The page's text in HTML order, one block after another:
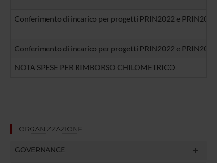
Conferimento di incarico per progetti PRIN2022 e
Conferimento di incarico per progetti PRIN2022 e
NOTA SPESE PER RIMBORSO CHILOMETRICO
ORGANIZZAZIONE
GOVERNANCE